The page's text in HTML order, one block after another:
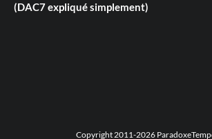
(DAC7 expliqué simplement)
Copyright 2011-2026